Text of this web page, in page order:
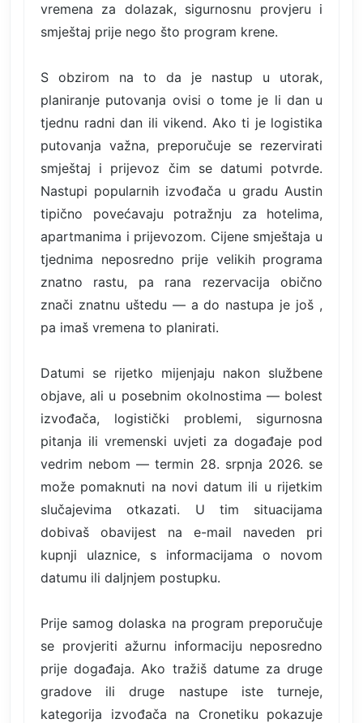
vremena za dolazak, sigurnosnu provjeru i
smještaj prije nego što program krene.
S obzirom na to da je nastup u utorak,
planiranje putovanja ovisi o tome je li dan u
tjednu radni dan ili vikend. Ako ti je logistika
putovanja važna, preporučuje se rezervirati
smještaj i prijevoz čim se datumi potvrde.
Nastupi popularnih izvođača u gradu Austin
tipično povećavaju potražnju za hotelima,
apartmanima i prijevozom. Cijene smještaja u
tjednima neposredno prije velikih programa
znatno rastu, pa rana rezervacija obično
znači znatnu uštedu — a do nastupa je još ,
pa imaš vremena to planirati.
Datumi se rijetko mijenjaju nakon službene
objave, ali u posebnim okolnostima — bolest
izvođača, logistički problemi, sigurnosna
pitanja ili vremenski uvjeti za događaje pod
vedrim nebom — termin 28. srpnja 2026. se
može pomaknuti na novi datum ili u rijetkim
slučajevima otkazati. U tim situacijama
dobivaš obavijest na e-mail naveden pri
kupnji ulaznice, s informacijama o novom
datumu ili daljnjem postupku.
Prije samog dolaska na program preporučuje
se provjeriti ažurnu informaciju neposredno
prije događaja. Ako tražiš datume za druge
gradove ili druge nastupe iste turneje,
kategorija izvođača na Cronetiku pokazuje